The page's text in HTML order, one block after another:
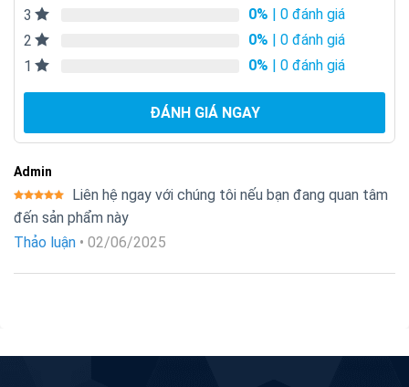
3
0% | 0 đánh giá
2
0% | 0 đánh giá
1
0% | 0 đánh giá
ĐÁNH GIÁ NGAY
Admin
Được xếp
hạng
55
Liên hệ ngay với chúng tôi nếu bạn đang quan tâm
đến sản phẩm này
Thảo luận • 02/06/2025